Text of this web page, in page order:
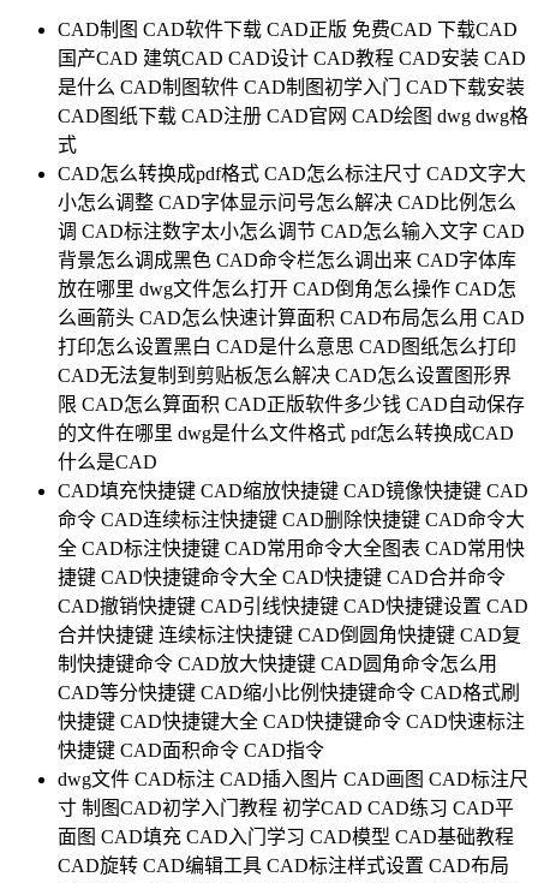
CAD制图 CAD软件下载 CAD正版 免费CAD 下载CAD
国产CAD 建筑CAD CAD设计 CAD教程 CAD安装 CAD
是什么 CAD制图软件 CAD制图初学入门
CAD下载安装
CAD图纸下载 CAD注册 CAD官网 CAD绘图 dwg dwg格
式
CAD怎么转换成pdf格式 CAD怎么标注尺寸 CAD文字大
小怎么调整 CAD字体显示问号怎么解决 CAD比例怎么
调 CAD标注数字太小怎么调节 CAD怎么输入文字 CAD
背景怎么调成黑色 CAD命令栏怎么调出来 CAD字体库
放在哪里 dwg文件怎么打开 CAD倒角怎么操作 CAD怎
么画箭头 CAD怎么快速计算面积 CAD布局怎么用 CAD
打印怎么设置黑白 CAD是什么意思 CAD图纸怎么打印
CAD无法复制到剪贴板怎么解决 CAD怎么设置图形界
限 CAD怎么算面积 CAD正版软件多少钱 CAD自动保存
的文件在哪里 dwg是什么文件格式 pdf怎么转换成CAD
什么是CAD
CAD填充快捷键 CAD缩放快捷键 CAD镜像快捷键 CAD
命令 CAD连续标注快捷键 CAD删除快捷键 CAD命令大
全 CAD标注快捷键 CAD常用命令大全图表 CAD常用快
捷键 CAD快捷键命令大全 CAD快捷键 CAD合并命令
CAD撤销快捷键 CAD引线快捷键 CAD快捷键设置 CAD
合并快捷键 连续标注快捷键 CAD倒圆角快捷键 CAD复
制快捷键命令 CAD放大快捷键 CAD圆角命令怎么用
CAD等分快捷键 CAD缩小比例快捷键命令 CAD格式刷
快捷键 CAD快捷键大全 CAD快捷键命令 CAD快速标注
快捷键 CAD面积命令 CAD指令
dwg文件 CAD标注 CAD插入图片 CAD画图 CAD标注尺
寸 制图CAD初学入门教程 初学CAD CAD练习 CAD平
面图 CAD填充 CAD入门学习 CAD模型 CAD基础教程
CAD旋转 CAD编辑工具 CAD标注样式设置 CAD布局